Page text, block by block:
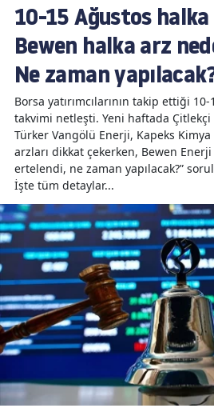
10-15 Ağustos
Bewen halka arz
Ne zaman
Borsa yatırımcılarının takip ettiği
takvimi netleşti. Yeni haftada Çitlekçi
Türker Vangölü Enerji, Kapeks Kimya
arzları dikkat çekerken, Bewen
ertelendi, ne zaman yapılacak?”
İşte tüm detaylar...